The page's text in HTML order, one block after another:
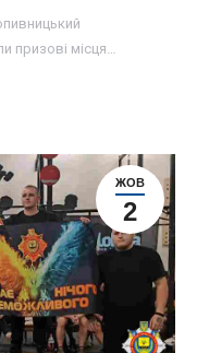
призові місця…
ЖОВ
2